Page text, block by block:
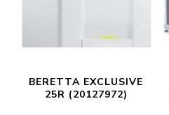
BERETTA EXCLUSIVE
25R (20127972)